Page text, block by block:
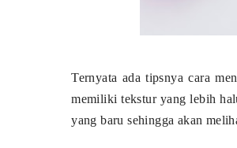
Ternyata ada tipsnya cara
memiliki tekstur yang lebih
yang baru sehingga akan